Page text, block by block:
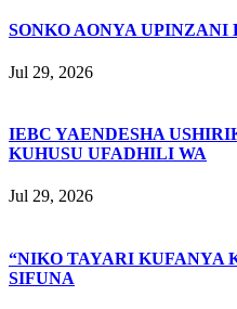
SONKO AONYA
Jul 29, 2026
IEBC YAENDESHA
KUHUSU UFADHILI WA
Jul 29, 2026
“NIKO TAYARI KUFANYA
SIFUNA